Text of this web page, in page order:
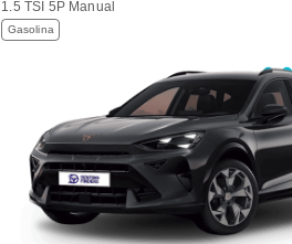
1.5 TSI 5P Manual
Gasolina